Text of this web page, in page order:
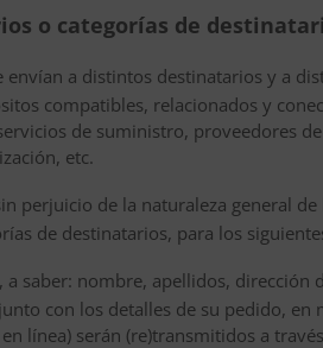
o categorías de
envían a distintos destinatarios y a
compatibles, relacionados y
de suministro, proveedores
etc.
perjuicio de la naturaleza general
de destinatarios, para los
a saber: nombre, apellidos,
con los detalles de su pedido, en
línea) serán (re)transmitidos a